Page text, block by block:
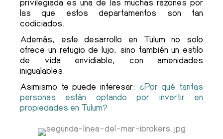
privilegiada es una de las muchas razones por
las que estos departamentos son tan
codiciados.
Además, este desarrollo en Tulum no solo
ofrece un refugio de lujo, sino también un estilo
de vida envidiable, con amenidades
inigualables.
Asimismo te puede interesar: ¿Por qué tantas
personas están optando por invertir en
propiedades en Tulum?